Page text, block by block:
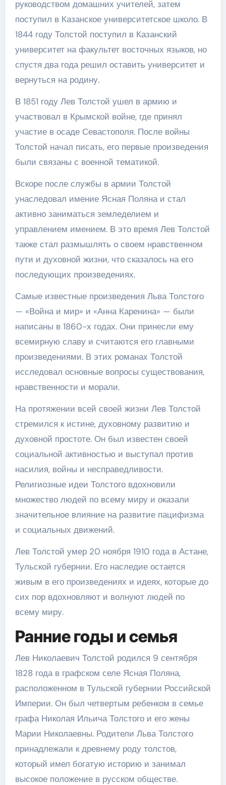
руководством домашних учителей, затем
поступил в Казанское университетское школо. В
1844 году Толстой поступил в Казанский
университет на факультет восточных языков, но
спустя два года решил оставить университет и
вернуться на родину.
В 1851 году Лев Толстой ушел в армию и
участвовал в Крымской войне, где принял
участие в осаде Севастополя. После войны
Толстой начал писать, его первые произведения
были связаны с военной тематикой.
Вскоре после службы в армии Толстой
унаследовал имение Ясная Поляна и стал
активно заниматься земледелием и
управлением имением. В это время Лев Толстой
также стал размышлять о своем нравственном
пути и духовной жизни, что сказалось на его
последующих произведениях.
Самые известные произведения Льва Толстого
— «Война и мир» и «Анна Каренина» — были
написаны в 1860-х годах. Они принесли ему
всемирную славу и считаются его главными
произведениями. В этих романах Толстой
исследовал основные вопросы существования,
нравственности и морали.
На протяжении всей своей жизни Лев Толстой
стремился к истине, духовному развитию и
духовной простоте. Он был известен своей
социальной активностью и выступал против
насилия, войны и несправедливости.
Религиозные идеи Толстого вдохновили
множество людей по всему миру и оказали
значительное влияние на развитие пацифизма
и социальных движений.
Лев Толстой умер 20 ноября 1910 года в Астане,
Тульской губернии. Его наследие остается
живым в его произведениях и идеях, которые до
сих пор вдохновляют и волнуют людей по
всему миру.
Ранние годы и семья
Лев Николаевич Толстой родился 9 сентября
1828 года в графском селе Ясная Поляна,
расположенном в Тульской губернии Российской
Империи. Он был четвертым ребенком в семье
графа Николая Ильича Толстого и его жены
Марии Николаевны. Родители Льва Толстого
принадлежали к древнему роду толстов,
который имел богатую историю и занимал
высокое положение в русском обществе.